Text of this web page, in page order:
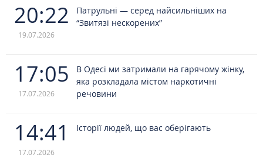
20:22
19.07.2026
Патрульні — серед найсильніших на
“Звитязі нескорених”
17:05
17.07.2026
В Одесі ми затримали на гарячому жінку,
яка розкладала містом наркотичні
речовини
14:41
17.07.2026
Історії людей, що вас оберігають